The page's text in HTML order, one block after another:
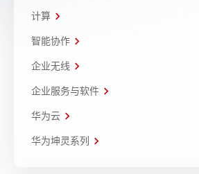
计算
智能协作
企业无线
企业服务与软件
华为云
华为坤灵系列